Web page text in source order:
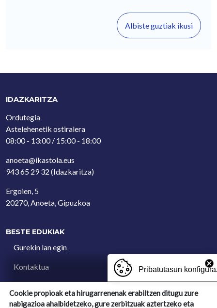
Albiste guztiak ikusi
IDAZKARITZA
Ordutegia
Astelehenetik ostiralera
08:00 - 13:00 / 15:00 - 18:00
anoeta@ikastola.eus
943 65 29 32 (Idazkaritza)
Ergoien, 5
20270, Anoeta, Gipuzkoa
BESTE EDUKIAK
Gurekin lan egin
Kontaktua Pribatutasun
Cookie propioak eta hirugarrenenak erabiltzen ditugu zure
nabigazioa ahalbidetzeko, gure zerbitzuak aztertzeko eta